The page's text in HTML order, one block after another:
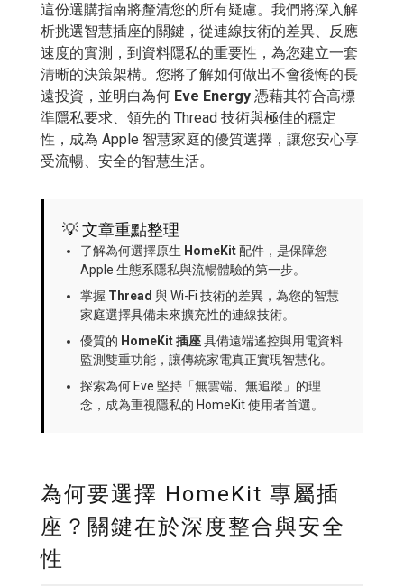
這份選購指南將釐清您的所有疑慮。我們將深入解
析挑選智慧插座的關鍵，從連線技術的差異、反應
速度的實測，到資料隱私的重要性，為您建立一套
清晰的決策架構。您將了解如何做出不會後悔的長
遠投資，並明白為何 Eve Energy 憑藉其符合高標
準隱私要求、領先的 Thread 技術與極佳的穩定
性，成為 Apple 智慧家庭的優質選擇，讓您安心享
受流暢、安全的智慧生活。
💡 文章重點整理
了解為何選擇原生 HomeKit配件，是保障您
Apple 生態系隱私與流暢體驗的第一步。
掌握 Thread 與 Wi-Fi 技術的差異，為您的智慧
家庭選擇具備未來擴充性的連線技術。
優質的 HomeKit 插座具備遠端遙控與用電資料
監測雙重功能，讓傳統家電真正實現智慧化。
探索為何 Eve 堅持「無雲端、無追蹤」的理
念，成為重視隱私的 HomeKit 使用者首選。
為何要選擇 HomeKit 專屬插
座？關鍵在於深度整合與安全
性